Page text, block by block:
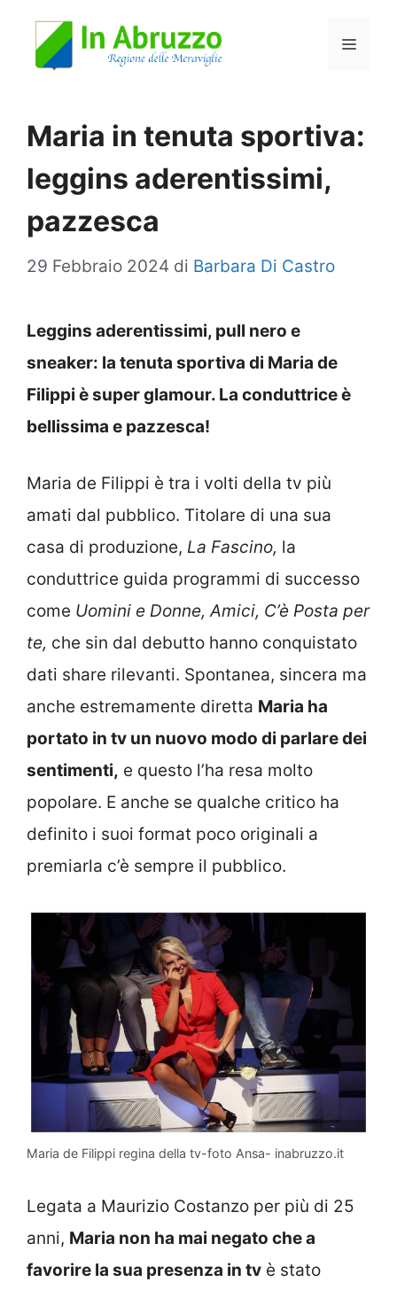
Menu
Maria in tenuta sportiva:
leggins aderentissimi,
pazzesca
29 Febbraio 2024 di Barbara Di Castro
Leggins aderentissimi, pull nero e
sneaker: la tenuta sportiva di Maria de
Filippi è super glamour. La conduttrice è
bellissima e pazzesca!
Maria de Filippi è tra i volti della tv più
amati dal pubblico. Titolare di una sua
casa di produzione, La Fascino, la
conduttrice guida programmi di successo
come Uomini e Donne, Amici, C’è Posta per
te, che sin dal debutto hanno conquistato
dati share rilevanti. Spontanea, sincera ma
anche estremamente diretta Maria ha
portato in tv un nuovo modo di parlare dei
sentimenti, e questo l’ha resa molto
popolare. E anche se qualche critico ha
definito i suoi format poco originali a
premiarla c’è sempre il pubblico.
Maria de Filippi regina della tv-foto Ansa- inabruzzo.it
Legata a Maurizio Costanzo per più di 25
anni, Maria non ha mai negato che a
favorire la sua presenza in tv è stato